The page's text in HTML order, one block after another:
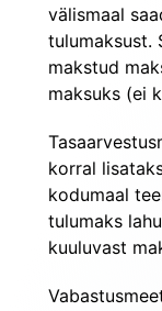
välismaal
tulumaksust.
makstud
maksuks (ei
korral
kodumaal
tulumaks
kuuluvast